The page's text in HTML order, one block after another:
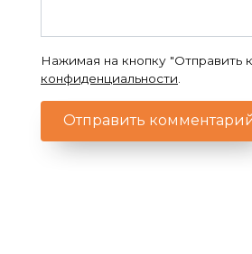
Нажимая на кнопку "Отправить
конфиденциальности